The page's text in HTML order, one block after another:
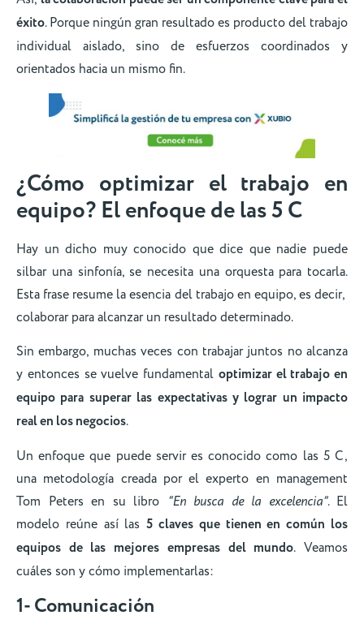
éxito. Porque ningún gran resultado es producto del trabajo
individual aislado, sino de esfuerzos coordinados y
orientados hacia un mismo fin.
¿Cómo optimizar el trabajo en
equipo? El enfoque de las 5 C
Hay un dicho muy conocido que dice que nadie puede
silbar una sinfonía, se necesita una orquesta para tocarla.
Esta frase resume la esencia del trabajo en equipo, es decir,
colaborar para alcanzar un resultado determinado.
Sin embargo, muchas veces con trabajar juntos no alcanza
y entonces se vuelve fundamental optimizar el trabajo en
equipo para superar las expectativas y lograr un impacto
real en los negocios.
Un enfoque que puede servir es conocido como las 5 C,
una metodología creada por el experto en management
Tom Peters en su libro “En busca de la excelencia”. El
modelo reúne así las5 claves que tienen en común los
equipos de las mejores empresas del mundo. Veamos
cuáles son y cómo implementarlas:
1- Comunicación